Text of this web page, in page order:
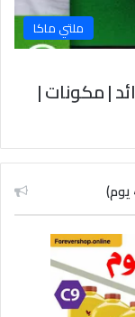
ملتي ماكا
| شراء | فوائد | مكونات |